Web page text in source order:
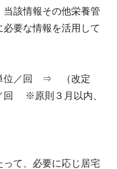
当該情報その他栄養管
要な情報を活用して
単位／回 ⇒ （改定
回 ※原則３月以内、
て、必要に応じ居宅